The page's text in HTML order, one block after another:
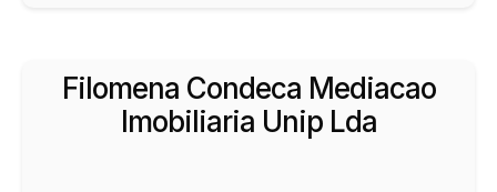
Filomena Condeca Mediacao
Imobiliaria Unip Lda